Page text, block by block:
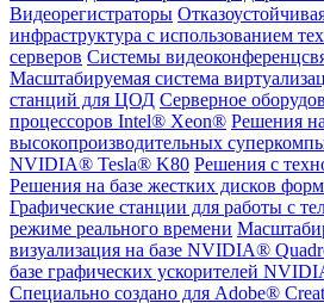
Видеорегистраторы
инфраструктура с использованием
серверов Системы
Масштабируемая система
станций для ЦОД Серверное
процессоров Intel® Xeon® Решения
высокопроизводительных
NVIDIA® Tesla® K80 Решения с
Решения на базе жестких дисков
Графические станции для работы с
режиме реального времени
визуализация на базе NVIDIA®
базе графических ускорителей
Специально создано для Adobe®